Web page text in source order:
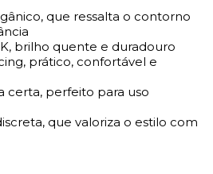
que ressalta o contorno
brilho quente e duradouro
prático, confortável e
certa, perfeito para uso
que valoriza o estilo com